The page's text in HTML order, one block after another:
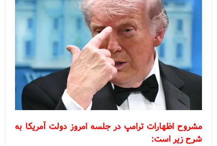
مشروح اظهارات ترامپ در جلسه امروز دولت آمریکا به
شرح زیر است: